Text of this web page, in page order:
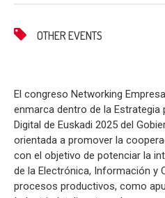
OTHER EVENTS
El congreso Networking
enmarca dentro de la
Digital de Euskadi 2025 del
orientada a promover la
con el objetivo de potenciar la
de la Electrónica, Información y
procesos productivos, como